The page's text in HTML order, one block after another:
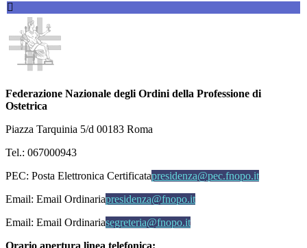
Federazione Nazionale degli Ordini della Professione di
Ostetrica
Piazza Tarquinia 5/d 00183 Roma
Tel.: 067000943
PEC: Posta Elettronica Certificatapresidenza@pec.fnopo.it
Email: Email Ordinariapresidenza@fnopo.it
Email: Email Ordinariasegreteria@fnopo.it
Orario apertura linea telefonica: